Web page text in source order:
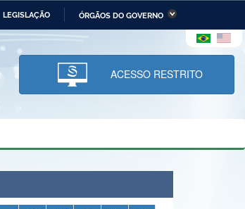
LEGISLAÇÃO ÓRGÃOS DO GOVERNO
Ministério da Infraestrutura
Ministério da Ciência,
Tecnologia, Inovações e
Comunicações
ACESSO RESTRITO